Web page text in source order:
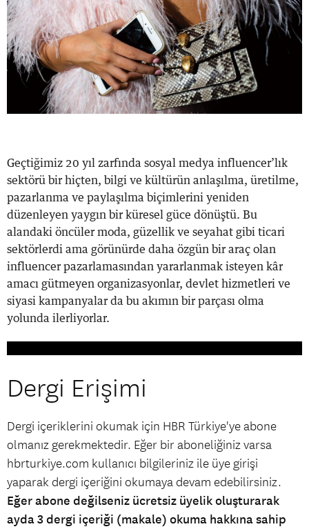
Geçtiğimiz 20 yıl zarfında sosyal medya influencer’lık
sektörü bir hiçten, bilgi ve kültürün anlaşılma, üretilme,
pazarlanma ve paylaşılma biçimlerini yeniden
düzenleyen yaygın bir küresel güce dönüştü. Bu
alandaki öncüler moda, güzellik ve seyahat gibi ticari
sektörlerdi ama görünürde daha özgün bir araç olan
influencer pazarlamasından yararlanmak isteyen kâr
amacı gütmeyen organizasyonlar, devlet hizmetleri ve
siyasi kampanyalar da bu akımın bir parçası olma
yolunda ilerliyorlar.
Dergi Erişimi
Dergi içeriklerini okumak için HBR Türkiye'ye abone
olmanız gerekmektedir. Eğer bir aboneliğiniz varsa
hbrturkiye.com kullanıcı bilgileriniz ile üye girişi
yaparak dergi içeriğini okumaya devam edebilirsiniz.
Eğer abone değilseniz ücretsiz üyelik oluşturarak
ayda 3 dergi içeriği (makale) okuma hakkına sahip